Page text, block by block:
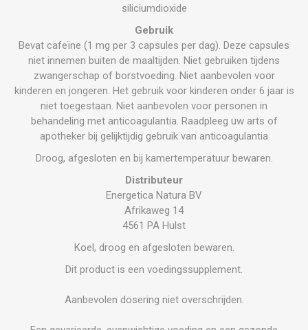
siliciumdioxide
Gebruik
Bevat cafeïne (1 mg per 3 capsules per dag). Deze capsules
niet innemen buiten de maaltijden. Niet gebruiken tijdens
zwangerschap of borstvoeding. Niet aanbevolen voor
kinderen en jongeren. Het gebruik voor kinderen onder 6 jaar is
niet toegestaan. Niet aanbevolen voor personen in
behandeling met anticoagulantia. Raadpleeg uw arts of
apotheker bij gelijktijdig gebruik van anticoagulantia
Droog, afgesloten en bij kamertemperatuur bewaren.
Distributeur
Energetica Natura BV
Afrikaweg 14
4561 PA Hulst
Koel, droog en afgesloten bewaren.
Dit product is een voedingssupplement.
Aanbevolen dosering niet overschrijden.